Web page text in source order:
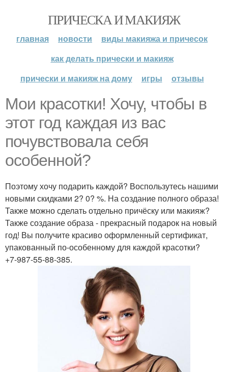
ПРИЧЕСКА И МАКИЯЖ
главная новости
виды макияжа и причесок
как делать прически и макияж
прически и макияж на дому
игры отзывы
Мои красотки! Хочу, чтобы в
этот год каждая из вас
почувствовала себя
особенной?
Поэтому хочу подарить каждой? Воспользутесь нашими
новыми скидками 2? 0? %. На создание полного образа!
Также можно сделать отдельно причёску или макияж?
Также создание образа - прекрасный подарок на новый
год! Вы получите красиво оформленный сертификат,
упакованный по-особенному для каждой красотки?
+7-987-55-88-385.